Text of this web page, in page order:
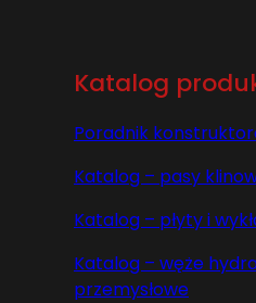
Katalog
Poradnik
Katalog – pasy
Katalog – płyty i
Katalog – węże
przemysłowe